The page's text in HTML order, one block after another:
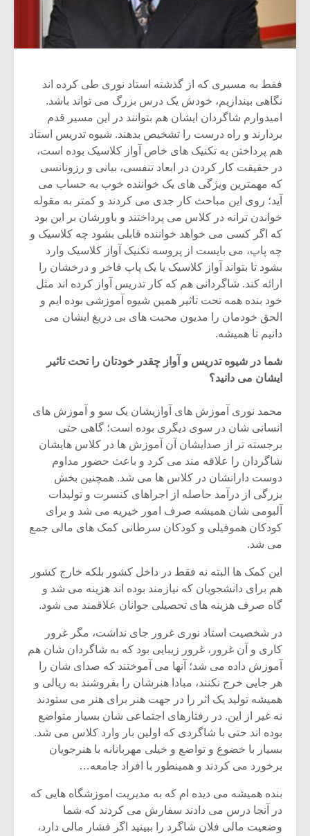
فقط به مسیری که از گذشته استاد نوری طی کرده اند
نگاهی بیندازیم، خودش یک درس بزرگ می تواند باشد.
امیدوارم شاگردان ایشان هم بتوانند در این مسیر قدم
بردارند و راه درست را تشخیص بدهند. شیوه تدریس استاد
هم پرداختن به تکنیک های خاص آواز کلاسیک بوده است،
در حقیقت کار کردن در ابعاد تنفسی، بیانی و رزونانسی
که مهمترین ویژگی های یک خواننده خوب به حساب می
آید؛ روی این مباحث کار جدی می کردند و کمتر به مقوله
خواندن ترانه در کلاس می پرداختند و باورشان بر این بود
که اگر کسی می خواهد خواننده قابلی بشود چه کلاسیک و
چه پاپ، می بایست از پروسه تکنیک آواز کلاسیک وارد
بشود تا بتواند آواز کلاسیک یا یک پاپ فاخر و درخشان را
ارائه کند. شاگردانی هم که کار تدریس آواز کرده اند مثل
خود بنده همه تحت تاثیر همین شیوه آموزشی بوده ایم و
الحق خودمان را مدیون محبت های بی دریغ ایشان می
دانیم تا همیشه.
شما در شیوه تدریس و آواز چقدر خودتان را تحت تاثیر
ایشان می دانید؟
محمد نوری آموزش های آوازیشان یک سو و آموزش های
انسانی شان در سوی دیگری بوده است؛ گاهی حتی
برجسته تر از صدایشان آن آموزش ها در کلاس هایشان
شاگردان را علاقه مند می کرد و باعث حضور مداوم
دوست دارانشان در کلاس ها می شد. همچنین بخش
بزرگی از درآمد حاصله از اجراهای کنسرت و تولیدات
آلبومی شان همیشه صرف امور خیریه می شد و برای
کودکان هموفیلی و کودکان سرطانی کمک های مالی جمع
می شد.
این کمک ها البته نه فقط در داخل کشور بلکه خارج کشور
هم برای دانشجویان که نیازمند بوده اند هزینه می شد و
گاه صرف هزینه های تحصیلی جوانان علاقمند می شود.
در شخصیت استاد نوری غرور جای نداشت، مگر غرور
کاری و آن غرور، غرور زیبایی بود که به شاگردان شان هم
آموزش داده می شد؛ آنها می آموختند که صدای شان را
هر جایی خرج نکنند، مبادا هنرشان را بفروشند به ریالی و
همیشه تولید یک اثر را در جهت هنر برای هنر می ستودند
نه غیر از این. در رفتارهای اجتماعی شان بسیار متواضع
بوده اند حتی با شاگردی که اولین بار وارد کلاس می شد.
بسیار با خضوع و تواضع و خیلی مهربانانه با هنرجویان
برخورد می کردند و همینطور با افراد جامعه…
بنده همیشه می دیده ام که به مدیریت اموزشگاه هایی که
در آنجا درس می دادند سفارش می کردند که شما
وضعیت مالی فلان شاگرد را ببینید اگر فشار مالی دارد،
میکلوش روژا
یادداشتی بر موسیقی
اگر نمی توانی
مشهورترین باشی،
بدنام ترین باش
دوره
برگزار
سکانسی
موسیقی